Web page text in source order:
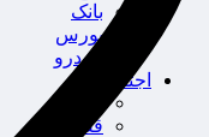
بانک
بورس
خودرو
اجتماعی
سلامت
قضایی